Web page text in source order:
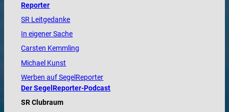
Reporter
SR Leitgedanke
In eigener Sache
Carsten Kemmling
Michael Kunst
Werben auf SegelReporter
Der SegelReporter-Podcast
SR Clubraum